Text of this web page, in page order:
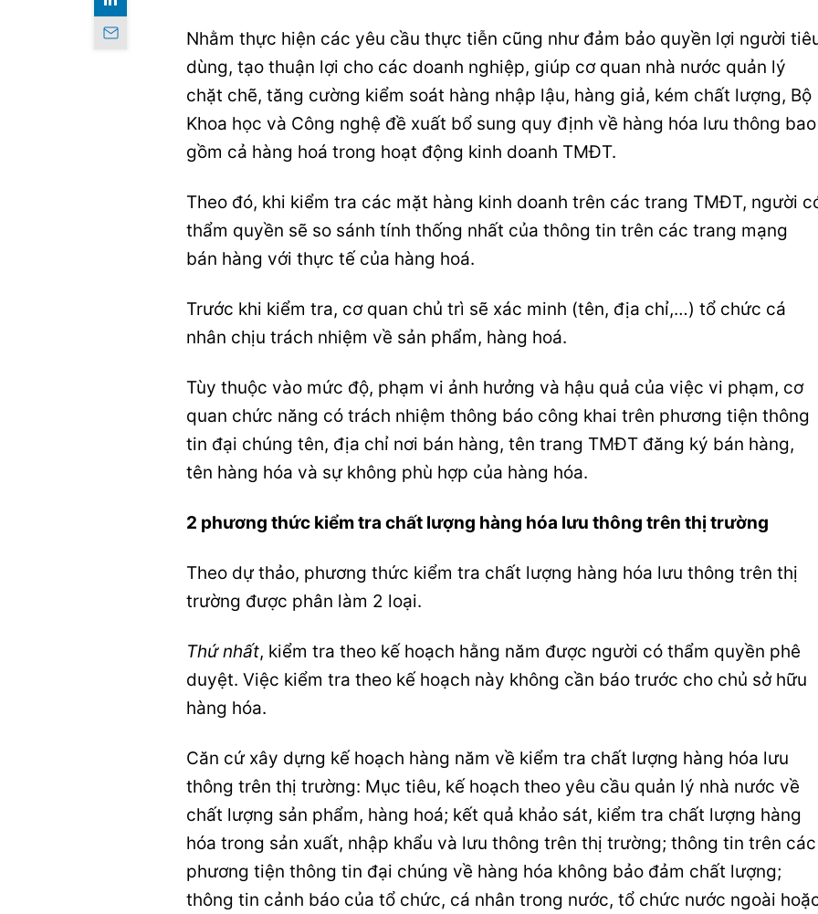
Nhằm thực hiện các yêu cầu thực tiễn cũng như đảm bảo quyền lợi người
dùng, tạo thuận lợi cho các doanh nghiệp, giúp cơ quan nhà nước quản lý
chặt chẽ, tăng cường kiểm soát hàng nhập lậu, hàng giả, kém chất lượng, Bộ
Khoa học và Công nghệ đề xuất bổ sung quy định về hàng hóa lưu thông bao
gồm cả hàng hoá trong hoạt động kinh doanh TMĐT.
Theo đó, khi kiểm tra các mặt hàng kinh doanh trên các trang TMĐT, người
thẩm quyền sẽ so sánh tính thống nhất của thông tin trên các trang mạng
bán hàng với thực tế của hàng hoá.
Trước khi kiểm tra, cơ quan chủ trì sẽ xác minh (tên, địa chỉ,…) tổ chức cá
nhân chịu trách nhiệm về sản phẩm, hàng hoá.
Tùy thuộc vào mức độ, phạm vi ảnh hưởng và hậu quả của việc vi phạm, cơ
quan chức năng có trách nhiệm thông báo công khai trên phương tiện thông
tin đại chúng tên, địa chỉ nơi bán hàng, tên trang TMĐT đăng ký bán hàng,
tên hàng hóa và sự không phù hợp của hàng hóa.
2 phương thức kiểm tra chất lượng hàng hóa lưu thông trên thị trường
Theo dự thảo, phương thức kiểm tra chất lượng hàng hóa lưu thông trên thị
trường được phân làm 2 loại.
Thứ nhất, kiểm tra theo kế hoạch hằng năm được người có thẩm quyền phê
duyệt. Việc kiểm tra theo kế hoạch này không cần báo trước cho chủ sở hữu
hàng hóa.
Căn cứ xây dựng kế hoạch hàng năm về kiểm tra chất lượng hàng hóa lưu
thông trên thị trường: Mục tiêu, kế hoạch theo yêu cầu quản lý nhà nước về
chất lượng sản phẩm, hàng hoá; kết quả khảo sát, kiểm tra chất lượng hàng
hóa trong sản xuất, nhập khẩu và lưu thông trên thị trường; thông tin trên các
phương tiện thông tin đại chúng về hàng hóa không bảo đảm chất lượng;
thông tin cảnh báo của tổ chức, cá nhân trong nước, tổ chức nước ngoài